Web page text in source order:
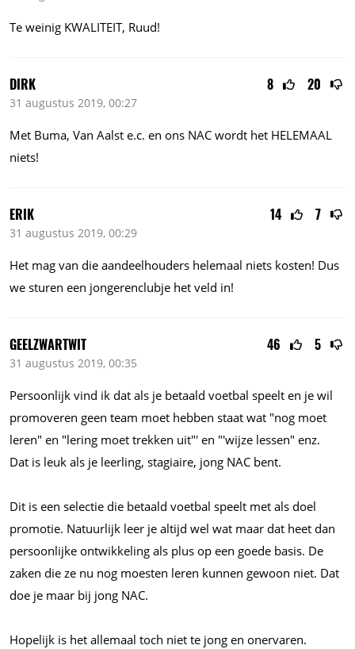
Te weinig KWALITEIT, Ruud!
8 20
DIRK
31 augustus 2019, 00:27
Met Buma, Van Aalst e.c. en ons NAC wordt het HELEMAAL
niets!
14 7
ERIK
31 augustus 2019, 00:29
Het mag van die aandeelhouders helemaal niets kosten! Dus
we sturen een jongerenclubje het veld in!
46 5
GEELZWARTWIT
31 augustus 2019, 00:35
Persoonlijk vind ik dat als je betaald voetbal speelt en je wil
promoveren geen team moet hebben staat wat "nog moet
leren" en "lering moet trekken uit"' en "'wijze lessen" enz.
Dat is leuk als je leerling, stagiaire, jong NAC bent.
Dit is een selectie die betaald voetbal speelt met als doel
promotie. Natuurlijk leer je altijd wel wat maar dat heet dan
persoonlijke ontwikkeling als plus op een goede basis. De
zaken die ze nu nog moesten leren kunnen gewoon niet. Dat
doe je maar bij jong NAC.
Hopelijk is het allemaal toch niet te jong en onervaren.